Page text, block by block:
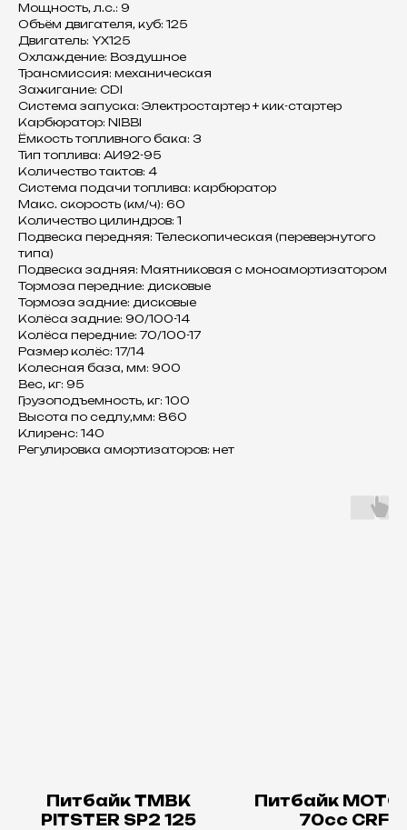
Мощность, л.с.: 9
Объём двигателя, куб: 125
Двигатель: YX125
Охлаждение: Воздушное
Трансмиссия: механическая
Зажигание: CDI
Система запуска: Электростартер + кик-стартер
Карбюратор: NIBBI
Ёмкость топливного бака: 3
Тип топлива: АИ92-95
Количество тактов: 4
Система подачи топлива: карбюратор
Макс. скорость (км/ч): 60
Количество цилиндров: 1
Подвеска передняя: Телескопическая (перевернутого
типа)
Подвеска задняя: Маятниковая с моноамортизатором
Тормоза передние: дисковые
Тормоза задние: дисковые
Колёса задние: 90/100-14
Колёса передние: 70/100-17
Размер колёс: 17/14
Колесная база, мм: 900
Вес, кг: 95
Грузоподъемность, кг: 100
Высота по седлу,мм: 860
Клиренс: 140
Регулировка амортизаторов: нет
Питбайк TMBK
PITSTER SP2 125
Питбайк
70сс